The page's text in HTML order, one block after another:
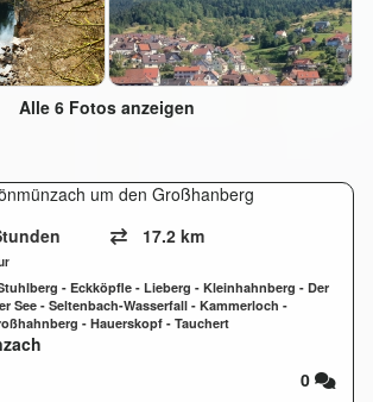
Alle 6 Fotos anzeigen
um den Großhanberg
17.2 km
- Eckköpfle - Lieberg - Kleinhahnberg - Der
See - Seltenbach-Wasserfall - Kammerloch -
- Hauerskopf - Tauchert
0